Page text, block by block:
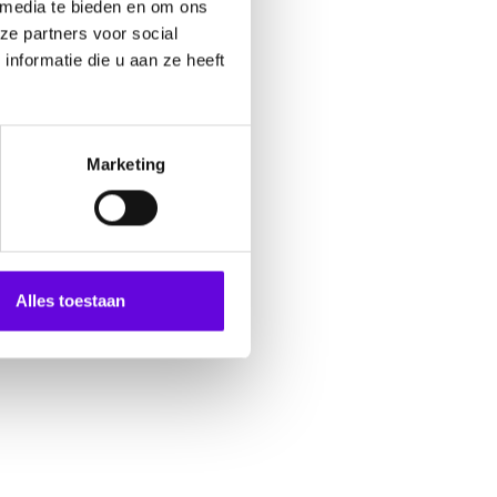
te bieden en om ons
partners voor social
die u aan ze heeft
Marketing
Alles toestaan